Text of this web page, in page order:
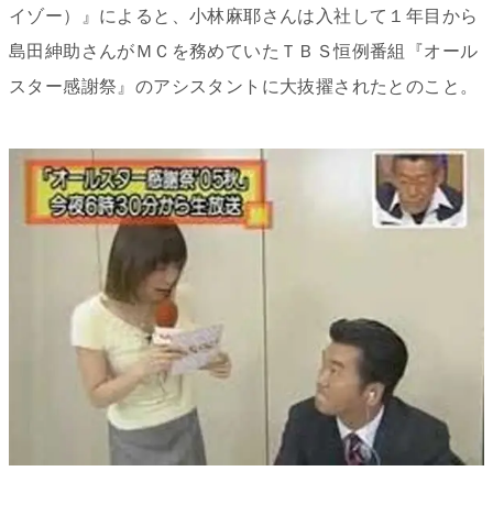
イゾー）』によると、小林麻耶さんは入社して１年目から
島田紳助さんがＭＣを務めていたＴＢＳ恒例番組『オール
スター感謝祭』のアシスタントに大抜擢されたとのこと。